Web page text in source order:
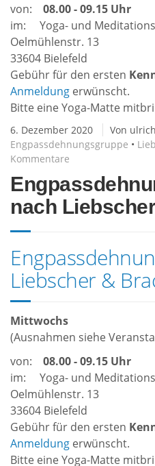
von: 08.00 - 09.15 Uhr
im: Yoga- und
Oelmühlenstr. 13
33604 Bielefeld
Gebühr für den ersten
Anmeldung erwünscht.
Bitte eine Yoga-Matte
6. Dezember 2020
Von
Engpassdehnungsgruppe •
Kommentare
nach
Liebscher &
Mittwochs
(Ausnahmen siehe
von: 08.00 - 09.15 Uhr
im: Yoga- und
Oelmühlenstr. 13
33604 Bielefeld
Gebühr für den ersten
Anmeldung erwünscht.
Bitte eine Yoga-Matte